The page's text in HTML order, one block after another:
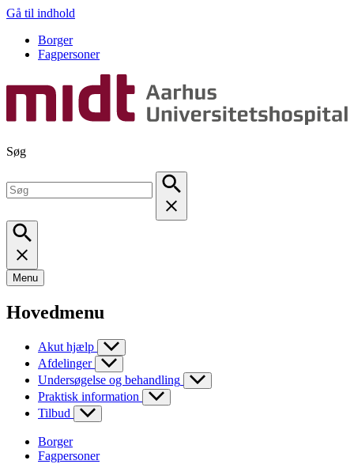
Gå til indhold
Borger
Fagpersoner
Søg
Menu
Hovedmenu
Akut hjælp
Afdelinger
Undersøgelse og behandling
Praktisk information
Tilbud
Borger
Fagpersoner